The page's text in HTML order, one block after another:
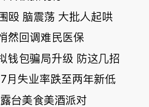
殴 脑震荡 大批人起哄
然回调难民医保
钱包骗局升级 防这几招
月失业率跌至两年新低
台美食美酒派对